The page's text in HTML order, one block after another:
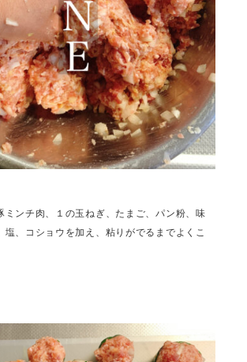
ミンチ肉、１の玉ねぎ、たまご、パン粉、味
塩、コショウを加え、粘りがでるまでよくこ